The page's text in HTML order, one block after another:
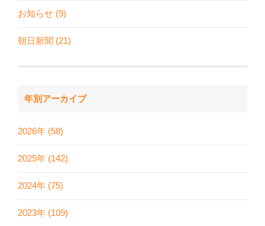
お知らせ (9)
朝日新聞 (21)
年別アーカイブ
2026年 (58)
2025年 (142)
2024年 (75)
2023年 (109)